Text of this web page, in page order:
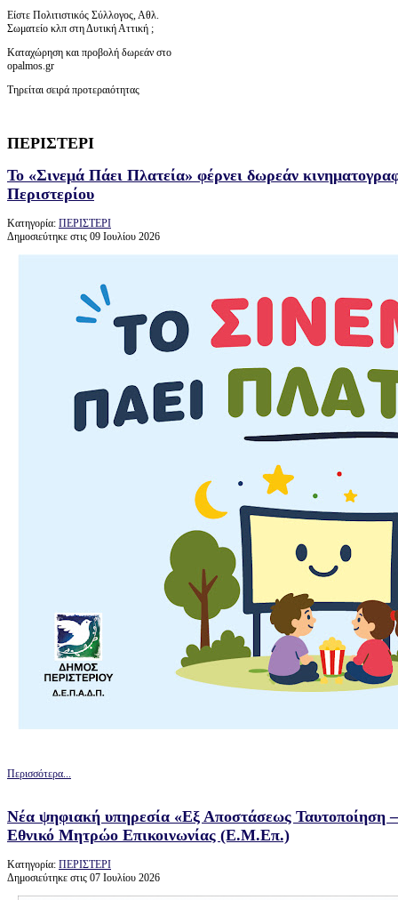
Είστε Πολιτιστικός Σύλλογος, Αθλ.
Σωματείο κλπ στη Δυτική Αττική ;
Καταχώρηση και προβολή δωρεάν στο
opalmos.gr
Τηρείται σειρά προτεραιότητας
ΠΕΡΙΣΤΕΡΙ
Το «Σινεμά Πάει Πλατεία» φέρνει δωρεάν
Περιστερίου
Κατηγορία: ΠΕΡΙΣΤΕΡΙ
Δημοσιεύτηκε στις 09 Ιουλίου 2026
Περισσότερα...
Νέα ψηφιακή υπηρεσία «Εξ Αποστάσεως Ταυτοποίηση
Εθνικό Μητρώο Επικοινωνίας (Ε.Μ.Επ.)
Κατηγορία: ΠΕΡΙΣΤΕΡΙ
Δημοσιεύτηκε στις 07 Ιουλίου 2026